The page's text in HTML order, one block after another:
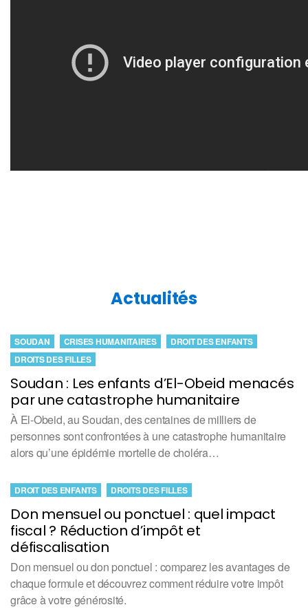
Actualités
Soudan : Les enfants d’El-Obeid menacés
par une catastrophe humanitaire
SOUDAN CRISES HUMANITAIRES
DROIT DES ENFANTS
DROITS DES FILLES
À El-Obeid, au Soudan, des centaines de milliers de
personnes sont confrontées à une catastrophe humanitaire
alors qu’une épidémie mortelle de choléra…
Don mensuel ou ponctuel : quel impact
fiscal ? Réduction d’impôt et
défiscalisation
DROIT DES ENFANTS DROITS DES FILLES
Don mensuel ou don ponctuel : comparez les avantages de
chaque formule et découvrez comment réduire votre impôt
grâce à votre générosité.